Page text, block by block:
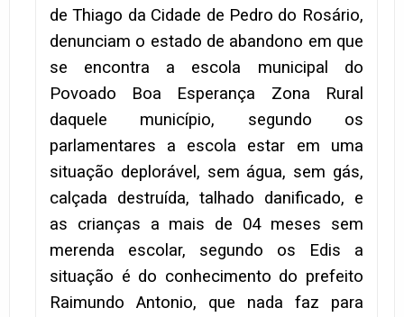
de Thiago da Cidade de Pedro do Rosário,
denunciam o estado de abandono em que
se encontra a escola municipal do
Povoado Boa Esperança Zona Rural
daquele município, segundo os
parlamentares a escola estar em uma
situação deplorável, sem água, sem gás,
calçada destruída, talhado danificado, e
as crianças a mais de 04 meses sem
merenda escolar, segundo os Edis a
situação é do conhecimento do prefeito
Raimundo Antonio, que nada faz para